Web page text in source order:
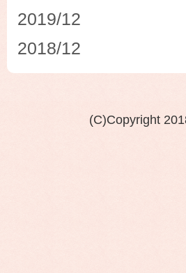
2019/12
2018/12
(C)Copyright